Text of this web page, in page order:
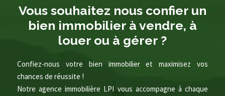
Vous souhaitez nous confier un
bien immobilier à vendre, à
louer ou à gérer ?
Confiez-nous votre bien immobilier et maximisez vos
chances de réussite !
Notre agence immobilière LPI vous accompagne à chaque